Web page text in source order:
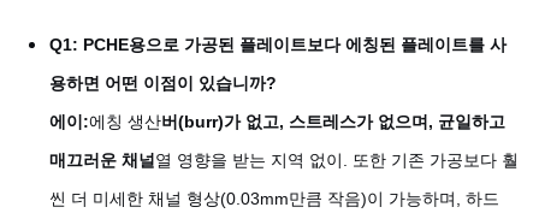
Q1: PCHE용으로 가공된 플레이트보다 에칭된 플레이트를 사
용하면 어떤 이점이 있습니까?
에이:에칭 생산버(burr)가 없고, 스트레스가 없으며, 균일하고
매끄러운 채널 열 영향을 받는 지역 없이. 또한 기존 가공보다 훨
씬 더 미세한 채널 형상(0.03mm만큼 작음)이 가능하며, 하드